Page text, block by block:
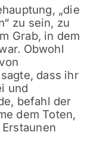
„die
zu sein, zu
Grab, in dem
Obwohl
dass ihr
und
befahl der
dem Toten,